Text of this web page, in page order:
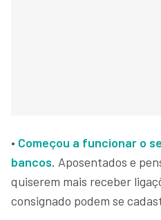
• Começou a funcionar o
bancos. Aposentados e
quiserem mais receber
consignado podem se